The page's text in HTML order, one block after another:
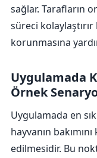
sağlar. Tarafların
süreci
korunmasına
Uygulamada
Örnek
Uygulamada en
hayvanın
edilmesidir. Bu